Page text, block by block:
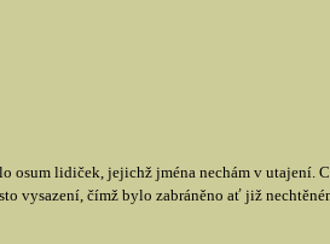
lidiček, jejichž jména nechám v utajení.
vysazení, čímž bylo zabráněno ať již